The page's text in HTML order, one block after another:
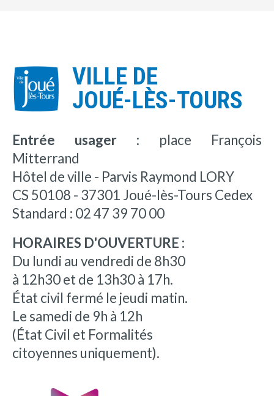
VILLE DE
JOUÉ-LÈS-TOURS
Entrée usager : place François
Mitterrand
Hôtel de ville - Parvis Raymond LORY
CS 50108 - 37301 Joué-lès-Tours Cedex
Standard : 02 47 39 70 00
HORAIRES D'OUVERTURE :
Du lundi au vendredi de 8h30
à 12h30 et de 13h30 à 17h.
État civil fermé le jeudi matin.
Le samedi de 9h à 12h
(État Civil et Formalités
citoyennes uniquement).